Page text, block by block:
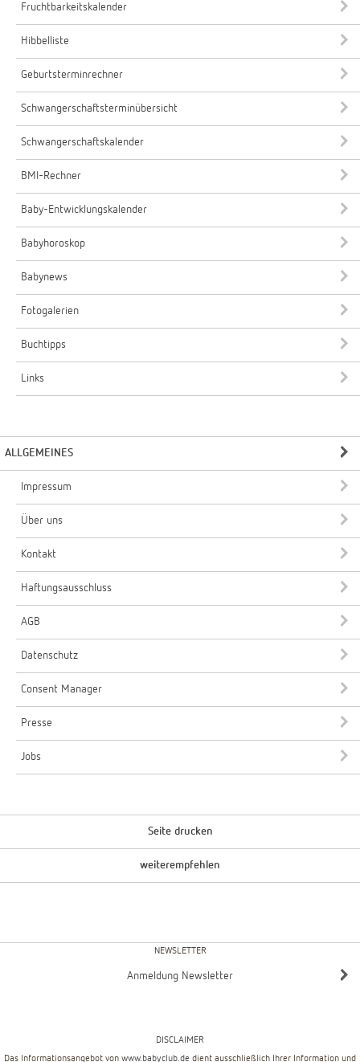
Fruchtbarkeitskalender
Hibbelliste
Geburtsterminrechner
Schwangerschaftsterminübersicht
Schwangerschaftskalender
BMI-Rechner
Baby-Entwicklungskalender
Babyhoroskop
Babynews
Fotogalerien
Buchtipps
Links
ALLGEMEINES
Impressum
Über uns
Kontakt
Haftungsausschluss
AGB
Datenschutz
Consent Manager
Presse
Jobs
Seite drucken
weiterempfehlen
NEWSLETTER
Anmeldung Newsletter
DISCLAIMER
Das Informationsangebot von www.babyclub.de dient ausschließlich Ihrer Information und